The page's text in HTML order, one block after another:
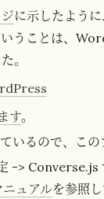
に示したよう
うことは、
。
す。
いるので、この
-> Converse.js
ュアルを参照し